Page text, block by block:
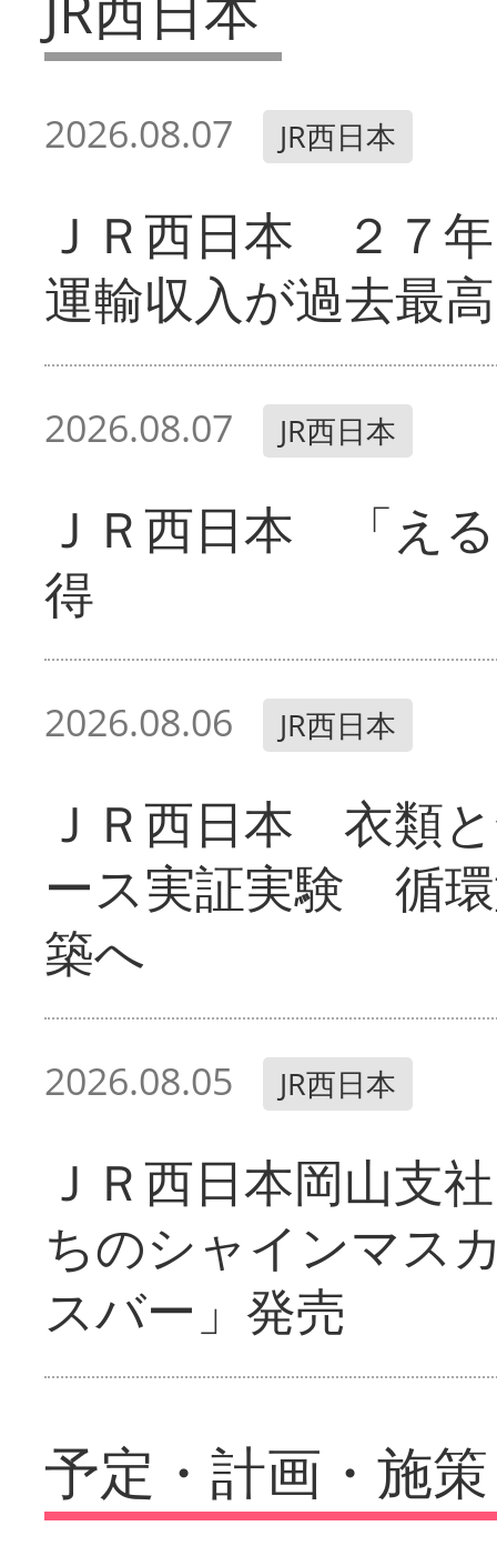
2026.08.07 JR西日本
ＪＲ西日本 ２７
運輸収入が過去最高
2026.08.07 JR西日本
ＪＲ西日本 「え
得
2026.08.06 JR西日本
ＪＲ西日本 衣類
ース実証実験 循
築へ
2026.08.05 JR西日本
ＪＲ西日本岡山支
ちのシャインマス
スバー」発売
予定・計画・施策